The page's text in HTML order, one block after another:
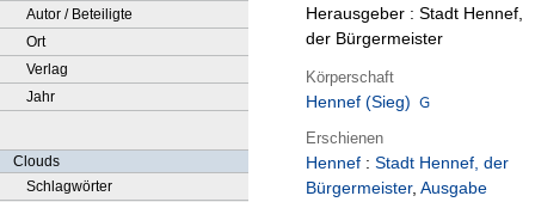
Autor / Beteiligte
Ort
Verlag
Jahr
Clouds
Schlagwörter
Herausgeber : Stadt Hennef,
der Bürgermeister
Körperschaft
Hennef (Sieg)
Erschienen
Hennef : Stadt Hennef, der
Bürgermeister, Ausgabe